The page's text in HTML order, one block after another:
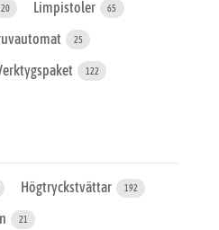
20 Limpistoler 65
25
122
Högtryckstvättar 192
21